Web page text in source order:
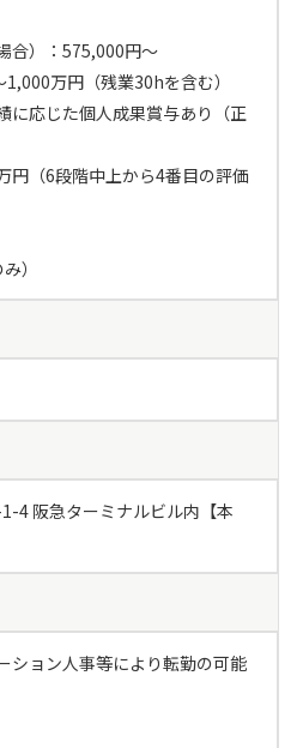
合）：575,000円～
万円（残業30hを含む）
に応じた個人成果賞与あり（正
円（6段階中上から4番目の評価
）
4 阪急ターミナルビル内【本
ション人事等により転勤の可能